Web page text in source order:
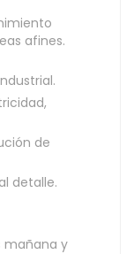
afines.
de
detalle.
mañana y